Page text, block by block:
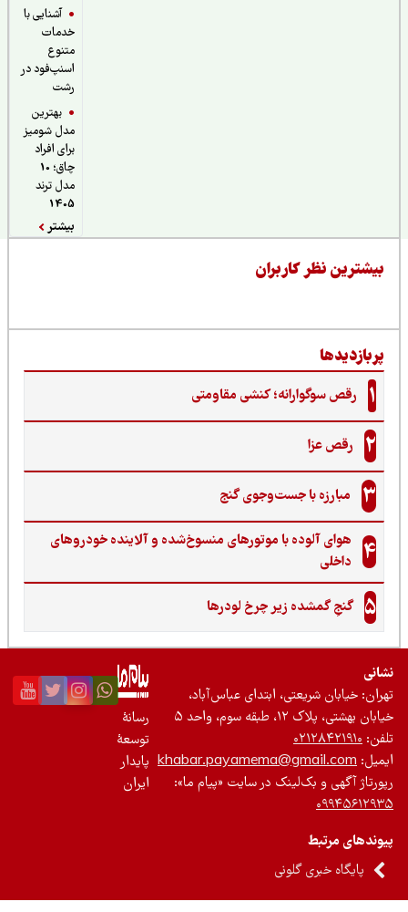
آشنایی با
خدمات
اسنپ‌فود در
بهترین
مدل شومیز
برای افراد
چاق؛ 10
مدل ترند
نظر کاربران
رقص سوگوارانه؛ کنشی مقاومتی
رقص عزا
مبارزه با جست‌وجوی گنج‌
هوای آلوده با موتورهای منسوخ‌شده و آلاینده خودروهای
داخلی
گنجِ گمشده زیر چرخ لودرها
خیابان شریعتی، ابتدای عباس‌آباد،
بهشتی، پلاک ۱۲، طبقه سوم، واحد ۵
۰۲۱۲۸۴۲۱۹۱۰
khabar.payamema@gmail.com
آگهی و بک‌لینک در سایت «پیام ما»:
مرتبط
پایگاه خبری گلونی
رسانۀ
توسعۀ
پایدار
ایران